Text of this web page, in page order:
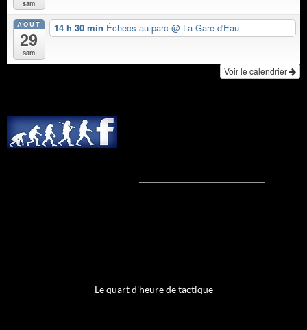
sam
AOÛT
29
sam
14 h 30 min Échecs au parc @ La Gare-d'Eau
Voir le calendrier
Le quart d'heure de tactique